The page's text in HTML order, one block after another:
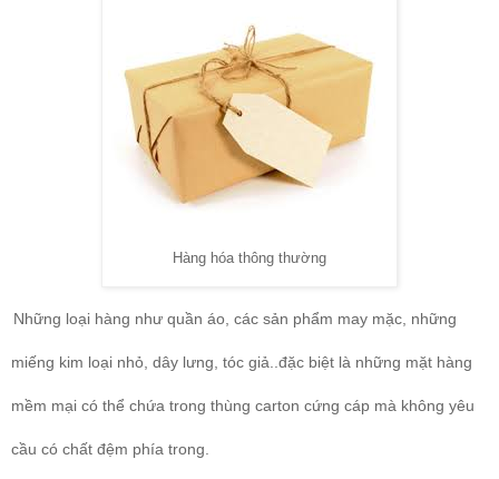
Hàng hóa thông thường
Những loại hàng như quần áo, các sản phẩm may mặc, những
miếng kim loại nhỏ, dây lưng, tóc giả..đặc biệt là những mặt hàng
mềm mại có thể chứa trong thùng carton cứng cáp mà không yêu
cầu có chất đệm phía trong.